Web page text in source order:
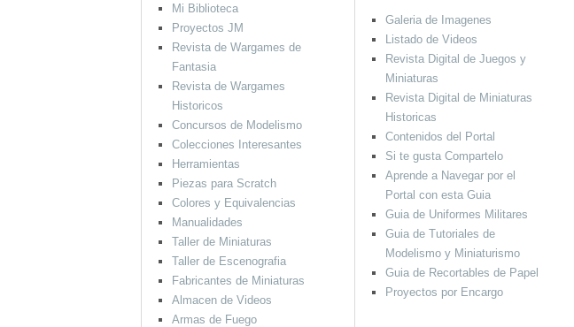
Galeria de Imagenes
Listado de Videos
Revista Digital de Juegos y
Miniaturas
Revista Digital de Miniaturas
Historicas
Contenidos del Portal
Si te gusta Compartelo
Aprende a Navegar por el
Portal con esta Guia
Guia de Uniformes Militares
Guia de Tutoriales de
Modelismo y Miniaturismo
Guia de Recortables de Papel
Proyectos por Encargo
Mi Biblioteca
Proyectos JM
Revista de Wargames de
Fantasia
Revista de Wargames
Historicos
Concursos de Modelismo
Colecciones Interesantes
Herramientas
Piezas para Scratch
Colores y Equivalencias
Manualidades
Taller de Miniaturas
Taller de Escenografia
Fabricantes de Miniaturas
Almacen de Videos
Armas de Fuego